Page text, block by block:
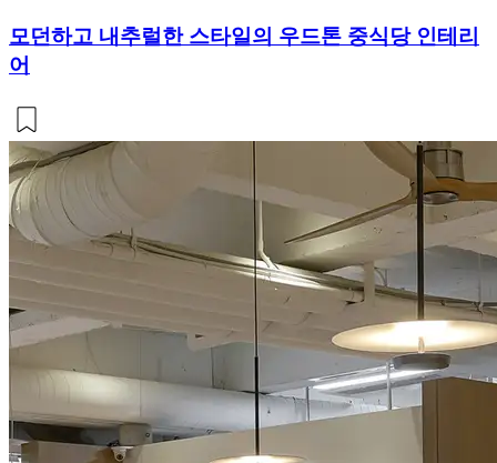
모던하고 내추럴한 스타일의 우드톤 중식당 인테리
어